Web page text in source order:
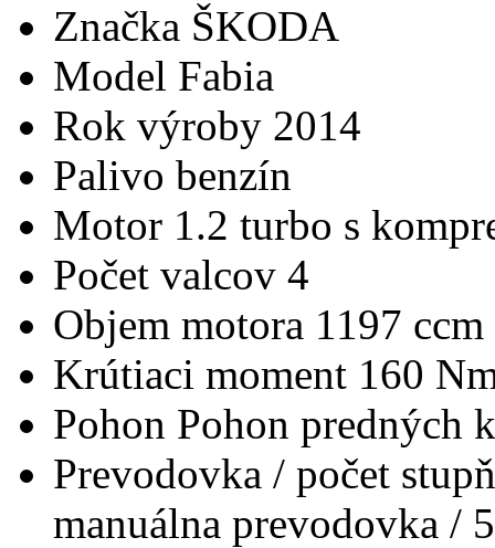
Značka ŠKODA
Model Fabia
Rok výroby 2014
Palivo benzín
Motor 1.2 turbo s
Počet valcov 4
Objem motora 1197 ccm
Krútiaci moment 160
Pohon Pohon predných
Prevodovka / počet
manuálna prevodovka / 5